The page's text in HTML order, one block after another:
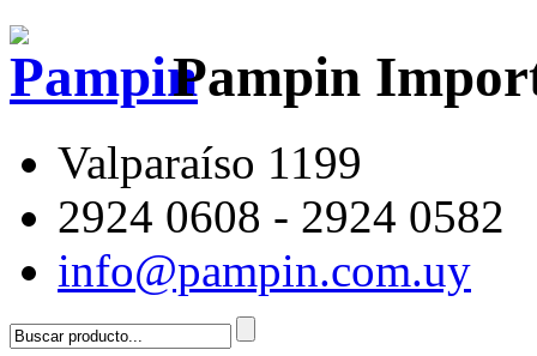
Pampin
Valparaíso 1199
2924 0608 - 2924 0582
info@pampin.com.uy